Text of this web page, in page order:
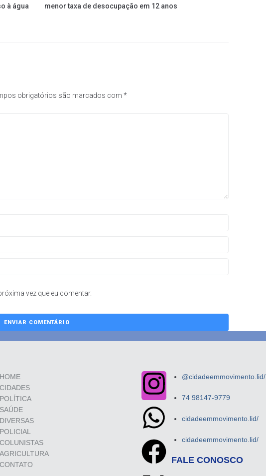
à água
menor taxa de desocupação em 12 anos
obrigatórios são marcados com *
vez que eu comentar.
HOME
CIDADES
POLÍTICA
SAÚDE
DIVERSAS
POLICIAL
COLUNISTAS
AGRICULTURA
CONTATO
@cidadeemmovimento.lid/
74 98147-9779
cidadeemmovimento.lid/
cidadeemmovimento.lid/
FALE CONOSCO